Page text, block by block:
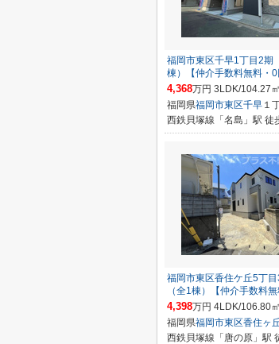
福岡市東区千早1丁目2
棟）【仲介手数料無料・0
4,368万円 3LDK/104.27㎡
福岡県福岡市東区千早 １
西鉄貝塚線「名島」駅 徒
福岡市東区香住ケ丘5丁
（全1棟）【仲介手数料無
4,398万円 4LDK/106.80㎡
福岡県福岡市東区香住ヶ
西鉄貝塚線「唐の原」駅